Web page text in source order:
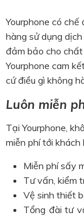
Yourphone có
hàng sử dụng
đảm bảo cho chất
Yourphone cam
cứ điều gì không
Luôn miễn
Tại Yourphone,
miễn phí tới khách
Miễn phí sấy
Tư vấn, kiểm
Vệ sinh thiết
Tổng đài tư